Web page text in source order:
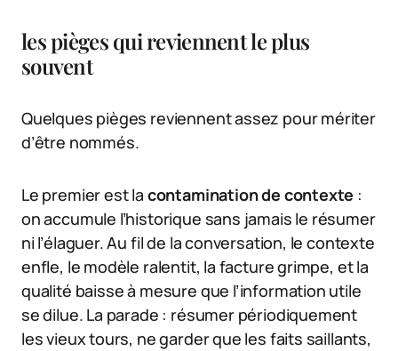
les pièges qui reviennent le plus
souvent
Quelques pièges reviennent assez pour mériter
d’être nommés.
Le premier est la contamination de contexte :
on accumule l’historique sans jamais le résumer
ni l’élaguer. Au fil de la conversation, le contexte
enfle, le modèle ralentit, la facture grimpe, et la
qualité baisse à mesure que l’information utile
se dilue. La parade : résumer périodiquement
les vieux tours, ne garder que les faits saillants,